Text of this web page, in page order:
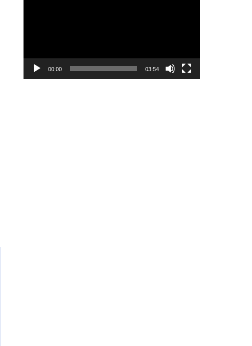
00:00 03:54